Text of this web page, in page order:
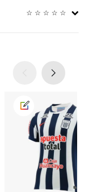
☆ ☆ ☆ ☆ ☆